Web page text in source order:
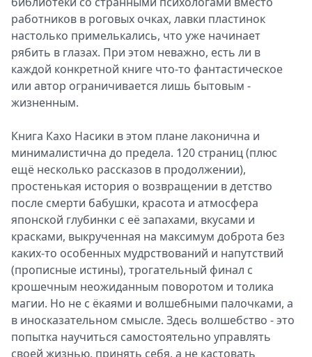
работников в роговых очках, лавки пластинок
настолько примелькались, что уже начинает
рябить в глазах. При этом неважно, есть ли в
каждой конкретной книге что-то фантастическое
или автор ограничивается лишь бытовым -
жизненным.
Книга Кахо Насики в этом плане лаконична и
минималистична до предела. 120 страниц (плюс
ещё несколько рассказов в продолжении),
простенькая история о возвращении в детство
после смерти бабушки, красота и атмосфера
японской глубинки с её запахами, вкусами и
красками, выкрученная на максимум доброта без
каких-то особенных мудрствований и напутствий
(прописные истины), трогательный финал с
крошечным неожиданным поворотом и толика
магии. Но не с ёкаями и волшебными палочками, а
в иносказательном смысле. Здесь волшебство - это
попытка научиться самостоятельно управлять
своей жизнью, принять себя, а не кастовать